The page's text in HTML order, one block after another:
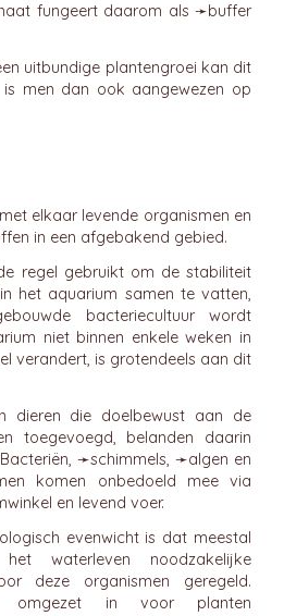
fungeert daarom als ➛buffer
uitbundige plantengroei kan dit
men dan ook aangewezen op
elkaar levende organismen en
in een afgebakend gebied.
regel gebruikt om de stabiliteit
het aquarium samen te vatten,
bacteriecultuur wordt
niet binnen enkele weken in
verandert, is grotendeels aan dit
dieren die doelbewust aan de
toegevoegd, belanden daarin
Bacteriën, ➛schimmels, ➛algen en
komen onbedoeld mee via
en levend voer.
evenwicht is dat meestal
waterleven noodzakelijke
deze organismen geregeld.
omgezet in voor planten